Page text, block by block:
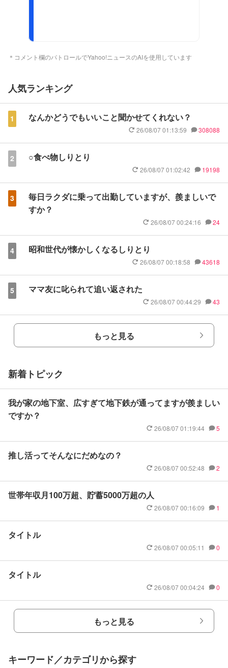
＊コメント欄のパトロールでYahoo!ニュースのAIを使用しています
人気ランキング
1 なんかどうでもいいこと聞かせてくれない？
26/08/07 01:13:59 308088
2 ○食べ物しりとり
26/08/07 01:02:42 19198
3
毎日ラクダに乗って出勤していますが、羨ましいで
すか？
26/08/07 00:24:16 24
4 昭和世代が懐かしくなるしりとり
26/08/07 00:18:58 43618
5 ママ友に叱られて追い返された
26/08/07 00:44:29 43
もっと見る
新着トピック
我が家の地下室、広すぎて地下鉄が通ってますが羨ましい
ですか？
26/08/07 01:19:44 5
推し活ってそんなにだめなの？
26/08/07 00:52:48 2
世帯年収月100万超、貯蓄5000万超の人
26/08/07 00:16:09 1
タイトル
26/08/07 00:05:11 0
タイトル
26/08/07 00:04:24 0
もっと見る
キーワード／カテゴリから探す